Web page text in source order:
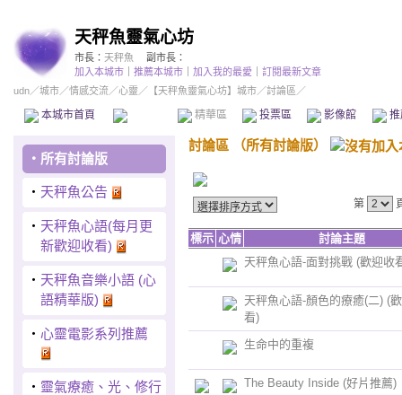
天秤魚靈氣心坊
市長： 天秤魚
副市長：
加入本城市
推薦本城市 加入我的最愛
訂閱最新文章
udn／城市／情感交流／心靈 ／ 【天秤魚靈氣心坊】城市／討論區／
本城市首頁 精華區 投票區 影像館
‧ 所有討論版
‧ 天秤魚公告
‧ 天秤魚心語(每月更
新歡迎收看)
‧ 天秤魚音樂小語 (心
語精華版)
‧ 心靈電影系列推薦
‧ 靈氣療癒、光、修行
討論區 （所有討論版）
第
標示 心情
討論主題
天秤魚心語-面對挑戰 (歡迎收
天秤魚心語-顏色的療癒(二) (
看)
生命中的重複
The Beauty Inside (好片推薦)